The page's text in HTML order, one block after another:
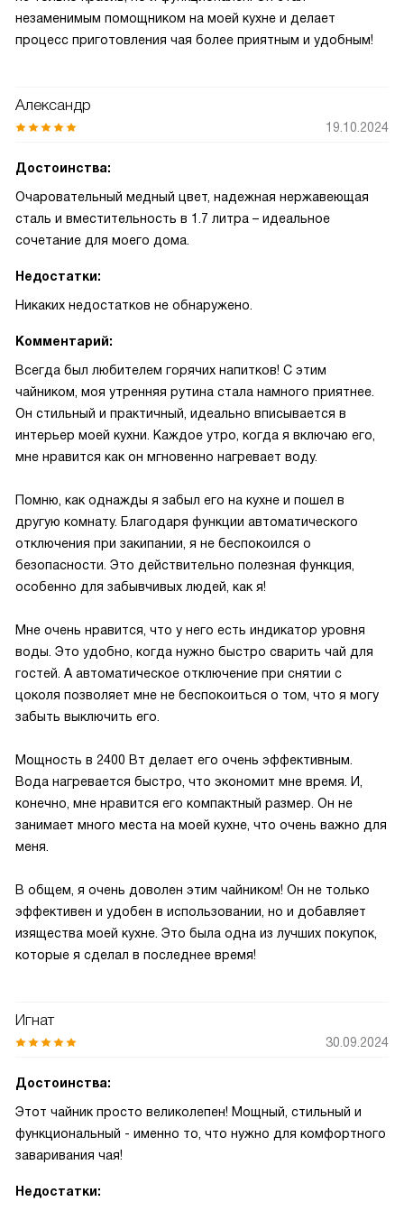
незаменимым помощником на моей кухне и делает
процесс приготовления чая более приятным и удобным!
Александр
19.10.2024
Достоинства:
Очаровательный медный цвет, надежная нержавеющая
сталь и вместительность в 1.7 литра – идеальное
сочетание для моего дома.
Недостатки:
Никаких недостатков не обнаружено.
Комментарий:
Всегда был любителем горячих напитков! С этим
чайником, моя утренняя рутина стала намного приятнее.
Он стильный и практичный, идеально вписывается в
интерьер моей кухни. Каждое утро, когда я включаю его,
мне нравится как он мгновенно нагревает воду.
Помню, как однажды я забыл его на кухне и пошел в
другую комнату. Благодаря функции автоматического
отключения при закипании, я не беспокоился о
безопасности. Это действительно полезная функция,
особенно для забывчивых людей, как я!
Мне очень нравится, что у него есть индикатор уровня
воды. Это удобно, когда нужно быстро сварить чай для
гостей. А автоматическое отключение при снятии с
цоколя позволяет мне не беспокоиться о том, что я могу
забыть выключить его.
Мощность в 2400 Вт делает его очень эффективным.
Вода нагревается быстро, что экономит мне время. И,
конечно, мне нравится его компактный размер. Он не
занимает много места на моей кухне, что очень важно для
меня.
В общем, я очень доволен этим чайником! Он не только
эффективен и удобен в использовании, но и добавляет
изящества моей кухне. Это была одна из лучших покупок,
которые я сделал в последнее время!
Игнат
30.09.2024
Достоинства:
Этот чайник просто великолепен! Мощный, стильный и
функциональный - именно то, что нужно для комфортного
заваривания чая!
Недостатки: